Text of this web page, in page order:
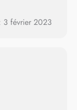
3 février 2023